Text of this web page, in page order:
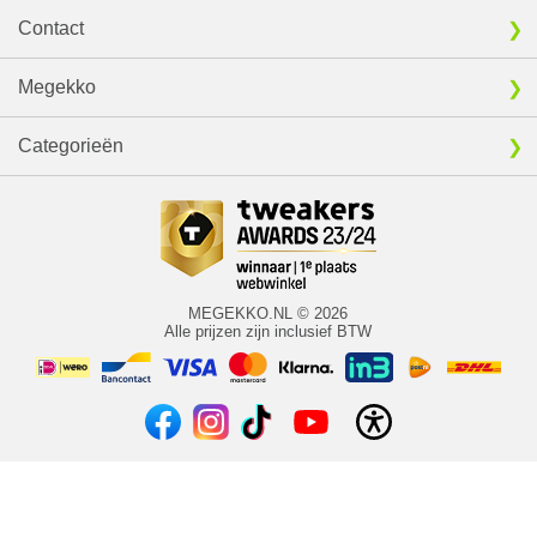
Contact
Megekko
Categorieën
MEGEKKO.NL © 2026
Alle prijzen zijn inclusief BTW